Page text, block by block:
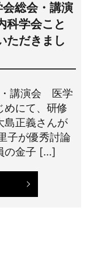
会総会・講演
学会こと
ただきまし
・講演会 医学
めにて、研修
島正義さんが
子が優秀討論
の金子 […]